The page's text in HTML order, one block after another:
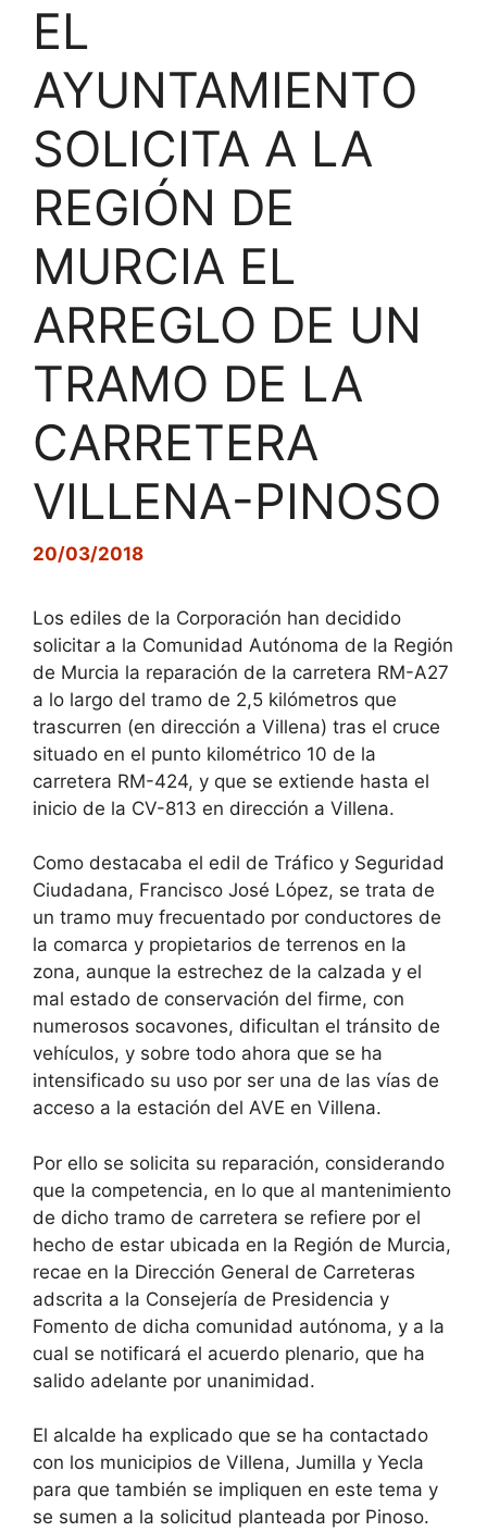
EL
AYUNTAMIENTO
SOLICITA A LA
REGIÓN DE
MURCIA EL
ARREGLO DE UN
TRAMO DE LA
CARRETERA
VILLENA-PINOSO
20/03/2018
Los ediles de la Corporación han decidido
solicitar a la Comunidad Autónoma de la Región
de Murcia la reparación de la carretera RM-A27
a lo largo del tramo de 2,5 kilómetros que
trascurren (en dirección a Villena) tras el cruce
situado en el punto kilométrico 10 de la
carretera RM-424, y que se extiende hasta el
inicio de la CV-813 en dirección a Villena.
Como destacaba el edil de Tráfico y Seguridad
Ciudadana, Francisco José López, se trata de
un tramo muy frecuentado por conductores de
la comarca y propietarios de terrenos en la
zona, aunque la estrechez de la calzada y el
mal estado de conservación del firme, con
numerosos socavones, dificultan el tránsito de
vehículos, y sobre todo ahora que se ha
intensificado su uso por ser una de las vías de
acceso a la estación del AVE en Villena.
Por ello se solicita su reparación, considerando
que la competencia, en lo que al mantenimiento
de dicho tramo de carretera se refiere por el
hecho de estar ubicada en la Región de Murcia,
recae en la Dirección General de Carreteras
adscrita a la Consejería de Presidencia y
Fomento de dicha comunidad autónoma, y a la
cual se notificará el acuerdo plenario, que ha
salido adelante por unanimidad.
El alcalde ha explicado que se ha contactado
con los municipios de Villena, Jumilla y Yecla
para que también se impliquen en este tema y
se sumen a la solicitud planteada por Pinoso.